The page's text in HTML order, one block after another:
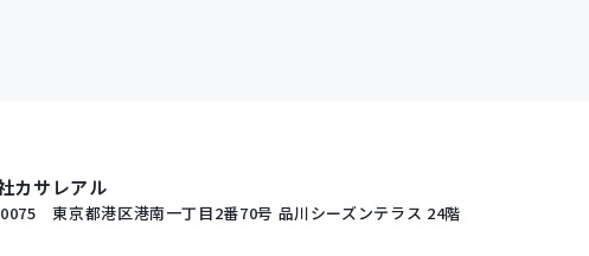
カサレアル
東京都港区港南一丁目2番70号 品川シーズンテラス 24階